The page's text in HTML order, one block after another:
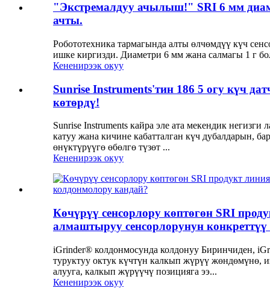
"Экстремалдуу ачылыш!" SRI 6 мм
ачты.
Робототехника тармагында алты өлчөмдүү күч
ишке киргизди. Диаметри 6 мм жана салмагы 1 г
Кененирээк окуу
Sunrise Instruments'тин 186 5 огу күч
көтөрдү!
Sunrise Instruments кайра эле ата мекендик
катуу жана кичине кабатталган күч дубалдарын,
өнүктүрүүгө өбөлгө түзөт ...
Кененирээк окуу
Көчүрүү сенсорлору көптөгөн SRI
алмаштыруу сенсорлорунун
iGrinder® колдонмосунда колдонуу Биринчиден,
туруктуу октук күчтүн калкып жүрүү жөндөмүнө,
алууга, калкып жүрүүчү позицияга ээ...
Кененирээк окуу